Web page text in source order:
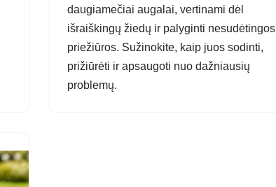
daugiamečiai augalai, vertinami dėl
išraiškingų žiedų ir palyginti nesudėtingos
priežiūros. Sužinokite, kaip juos sodinti,
prižiūrėti ir apsaugoti nuo dažniausių
problemų.